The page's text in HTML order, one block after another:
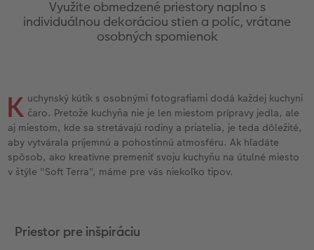
Panoramatické stránky
Inšpirácie
Záruka spokojnosti
Art Collection
Svadobná fotokniha
CEWE myPhotos
Fotografie s dizajnom na počkanie
Fotopásiky na počkanie
Fotosety na počkanie
Viacdielne fotografie na počkanie
Plagát na počkanie
Samolepky
CEWE foto ihneď
Fotografie na doklady
Fotky Nature
Art printy
Veľké formáty na fotopapieri
Digitalizácia fotografií
Svadobná tabuľa
Fotokoláž
Gallery Print
Akrylátové sklo
Hliníková platňa
Penová platňa
Plagát premium s vyrezanou fotografiou
Domáci miláčikovia
Hračky
Darčeková krabička
Art printy
CEWE FOTOKNIHA Kids
Novinky
CEWE myPhotos
Novinky
Cardholder
Novinky
Pohľadnice Klasik
Fotoblahoželanie
Poďakovanie
Ďalšie udalosti
Vianočné pohľadnice
Baby
Fototipy
DIY
Fotosúťaže
Využite obmedzené priestory naplno s
individuálnou dekoráciou stien a políc, vrátane
osobných spomienok
K uchynský kútik s osobnými fotografiami dodá každej kuchyni
čaro. Pretože kuchyňa nie je len miestom prípravy jedla, ale
aj miestom, kde sa stretávajú rodiny a priatelia, je teda dôležité,
aby vytvárala príjemnú a pohostinnú atmosféru. Ak hľadáte
spôsob, ako kreatívne premeniť svoju kuchyňu na útulné miesto
v štýle "Soft Terra", máme pre vás niekoľko tipov.
Priestor pre inšpiráciu